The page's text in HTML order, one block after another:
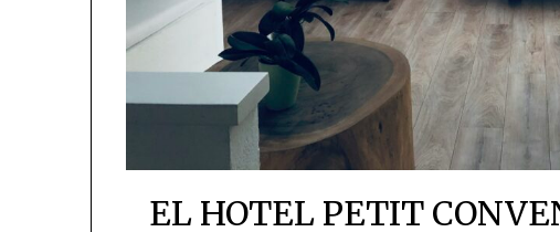
EL HOTEL PETIT